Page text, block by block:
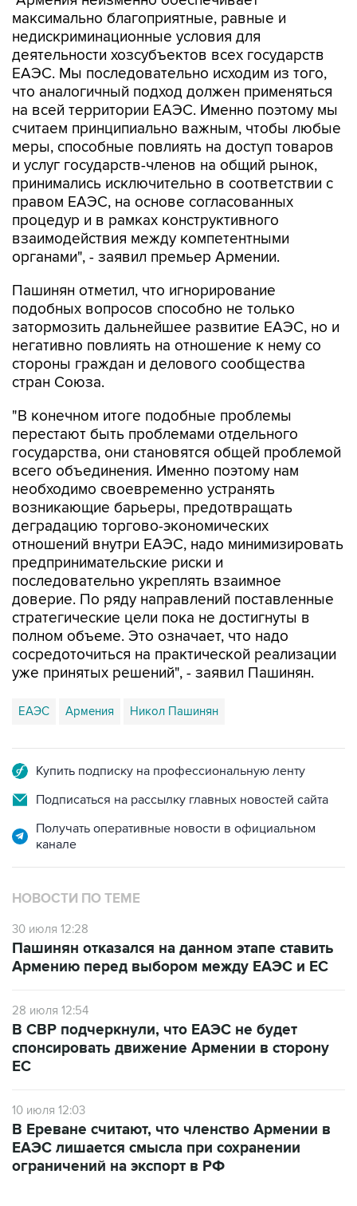
максимально благоприятные, равные и
недискриминационные условия для
деятельности хозсубъектов всех государств
ЕАЭС. Мы последовательно исходим из того,
что аналогичный подход должен применяться
на всей территории ЕАЭС. Именно поэтому мы
считаем принципиально важным, чтобы любые
меры, способные повлиять на доступ товаров
и услуг государств-членов на общий рынок,
принимались исключительно в соответствии с
правом ЕАЭС, на основе согласованных
процедур и в рамках конструктивного
взаимодействия между компетентными
органами", - заявил премьер Армении.
Пашинян отметил, что игнорирование
подобных вопросов способно не только
затормозить дальнейшее развитие ЕАЭС, но и
негативно повлиять на отношение к нему со
стороны граждан и делового сообщества
стран Союза.
"В конечном итоге подобные проблемы
перестают быть проблемами отдельного
государства, они становятся общей проблемой
всего объединения. Именно поэтому нам
необходимо своевременно устранять
возникающие барьеры, предотвращать
деградацию торгово-экономических
отношений внутри ЕАЭС, надо минимизировать
предпринимательские риски и
последовательно укреплять взаимное
доверие. По ряду направлений поставленные
стратегические цели пока не достигнуты в
полном объеме. Это означает, что надо
сосредоточиться на практической реализации
уже принятых решений", - заявил Пашинян.
ЕАЭС Армения Никол Пашинян
Купить подписку на профессиональную ленту
Подписаться на рассылку главных новостей сайта
Получать оперативные новости в официальном
канале
НОВОСТИ ПО ТЕМЕ
30 июля 12:28
Пашинян отказался на данном этапе ставить
Армению перед выбором между ЕАЭС и ЕС
28 июля 12:54
В СВР подчеркнули, что ЕАЭС не будет
спонсировать движение Армении в сторону
ЕС
10 июля 12:03
В Ереване считают, что членство Армении в
ЕАЭС лишается смысла при сохранении
ограничений на экспорт в РФ